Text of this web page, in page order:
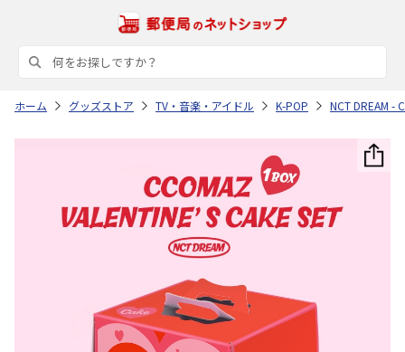
ホーム グッズストア TV・音楽・アイドル K-POP NCT DREAM -